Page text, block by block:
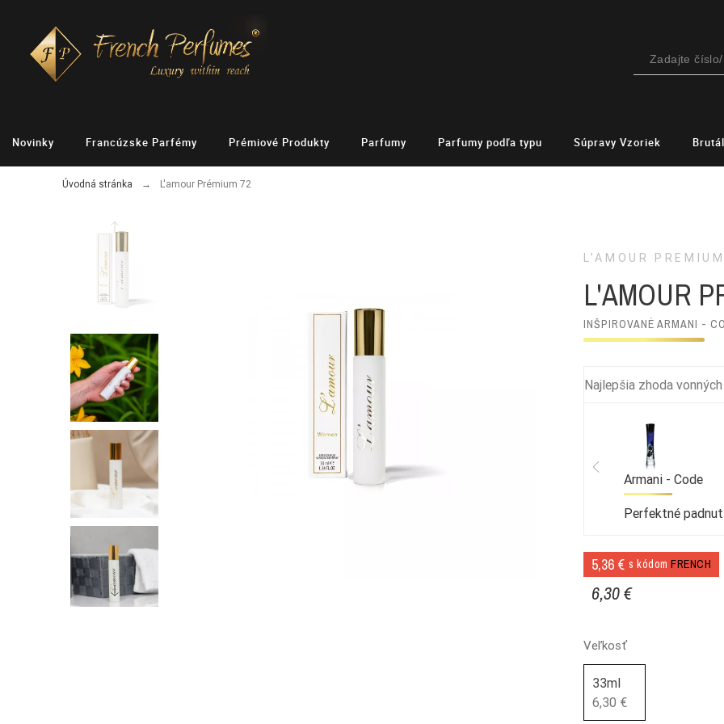
Novinky Francúzske Parfémy Prémiové Produkty Parfumy Parfumy podľa typu Súpravy Vzoriek
Úvodná stránka L'amour Prémium 72
L’AMOUR PREMIUM
L'AMOUR
INŠPIROVANÉ ARMANI -
Najlepšia zhoda
Armani - Code
Perfektné
5,36 € s kódom FRENCH
6,30 €
Veľkosť
33ml
6,30 €